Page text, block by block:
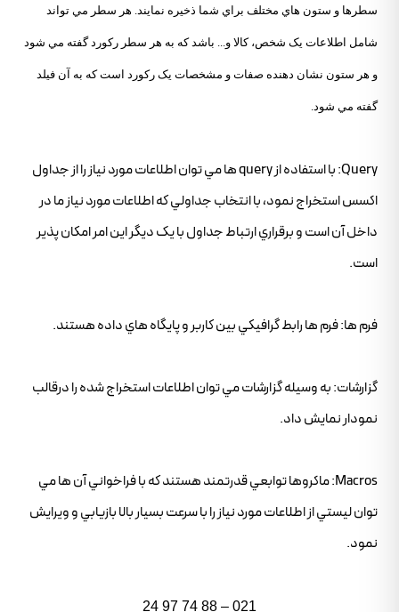
سطرها و ستون هاي مختلف براي شما ذخيره نمايند. هر سطر مي تواند
شامل اطلاعات يک شخص، کالا و... باشد که به هر سطر رکورد گفته مي شود
و هر ستون نشان دهنده صفات و مشخصات يک رکورد است که به آن فيلد
گفته مي شود.
Query: با استفاده از query ها مي توان اطلاعات مورد نياز را از جداول
اکسس استخراج نمود، با انتخاب جداولي که اطلاعات مورد نياز ما در
داخل آن است و برقراري ارتباط جداول با يک ديگر اين امر امکان پذير
است.
فرم ها: فرم ها رابط گرافيکي بين کاربر و پايگاه هاي داده هستند.
گزارشات: به وسيله گزارشات مي توان اطلاعات استخراج شده را درقالب
نمودار نمايش داد.
Macros: ماکروها توابعي قدرتمند هستند که با فراخواني آن ها مي
توان ليستي از اطلاعات مورد نياز را با سرعت بسيار بالا بازيابي و ويرايش
نمود.
021 – 88 74 97 24